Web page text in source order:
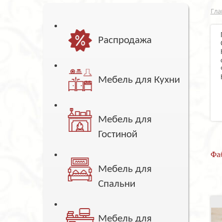
Распродажа
Мебель для Кухни
Мебель для
Гостиной
Мебель для
Спальни
Мебель для